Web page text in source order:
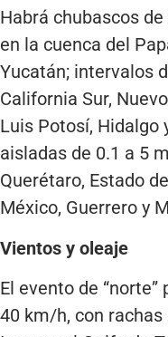
Habrá chubascos
en la cuenca del
Yucatán; intervalos
California Sur,
Luis Potosí, Hidalgo
aisladas de 0.1 a 5
Querétaro, Estado
México, Guerrero y
Vientos y oleaje
El evento de
40 km/h, con